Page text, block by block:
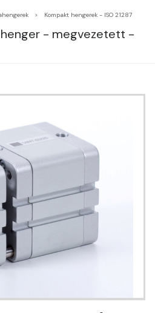
Kompakt hengerek - ISO 21287
henger - megvezetett -